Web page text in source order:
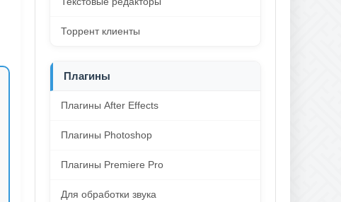
Торрент клиенты
Плагины
Плагины After Effects
Плагины Photoshop
Плагины Premiere Pro
Для обработки звука